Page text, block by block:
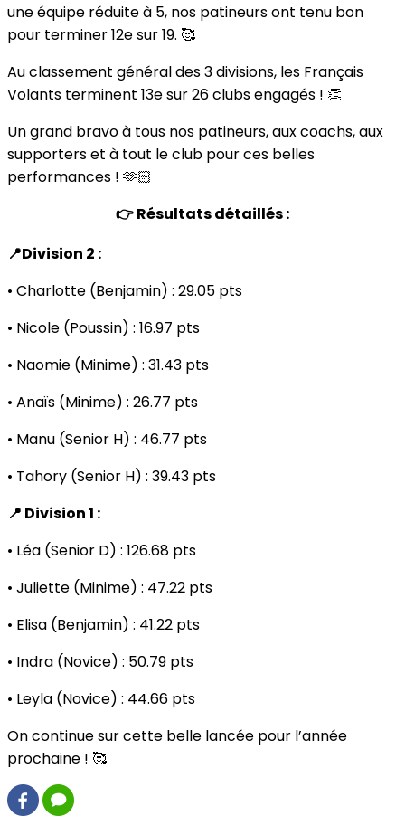
une équipe réduite à 5, nos patineurs ont tenu bon
pour terminer 12e sur 19. 🥰
Au classement général des 3 divisions, les Français
Volants terminent 13e sur 26 clubs engagés ! 👏
Un grand bravo à tous nos patineurs, aux coachs, aux
supporters et à tout le club pour ces belles
performances ! 🫶🏻
👉 Résultats détaillés :
📍Division 2 :
• Charlotte (Benjamin) : 29.05 pts
• Nicole (Poussin) : 16.97 pts
• Naomie (Minime) : 31.43 pts
• Anaïs (Minime) : 26.77 pts
• Manu (Senior H) : 46.77 pts
• Tahory (Senior H) : 39.43 pts
📍 Division 1 :
• Léa (Senior D) : 126.68 pts
• Juliette (Minime) : 47.22 pts
• Elisa (Benjamin) : 41.22 pts
• Indra (Novice) : 50.79 pts
• Leyla (Novice) : 44.66 pts
On continue sur cette belle lancée pour l’année
prochaine ! 🥰